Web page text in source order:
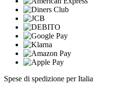
Spese di spedizione per Italia